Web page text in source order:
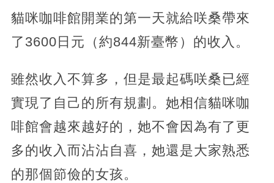
貓咪咖啡館開業的第一天就給咲桑帶來
了3600日元（約844新臺幣）的收入。
雖然收入不算多，但是最起碼咲桑已經
實現了自己的所有規劃。她相信貓咪咖
啡館會越來越好的，她不會因為有了更
多的收入而沾沾自喜，她還是大家熟悉
的那個節儉的女孩。